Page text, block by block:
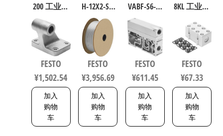
200 工业自
动化零部
件 规格200
9038
FESTO
¥1,502.54
加入
购物
车
H-12X2-SI-
200 聚氨酯
气动软管
符合ISO
8573-1:2010
558275
FESTO
¥3,956.69
加入
购物
车
VABF-S6-1-
P1A7-G12
软启动阀
539231
FESTO
¥611.45
加入
购物
车
8KL 工业自
件 538219
FESTO
¥67.33
加入
购物
车